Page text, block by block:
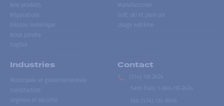
Nos produits
Réparations
Réseau numérique
Nous joindre
English
Manufacturier
Golf, ski et plein air
Usage extrême
Industries
Municipale et gouvernementale
Construction
Urgence et sécurité
Contact
(514) 735-2424
Sans frais
1-866-735-2424
Fax:
(514) 735-8046